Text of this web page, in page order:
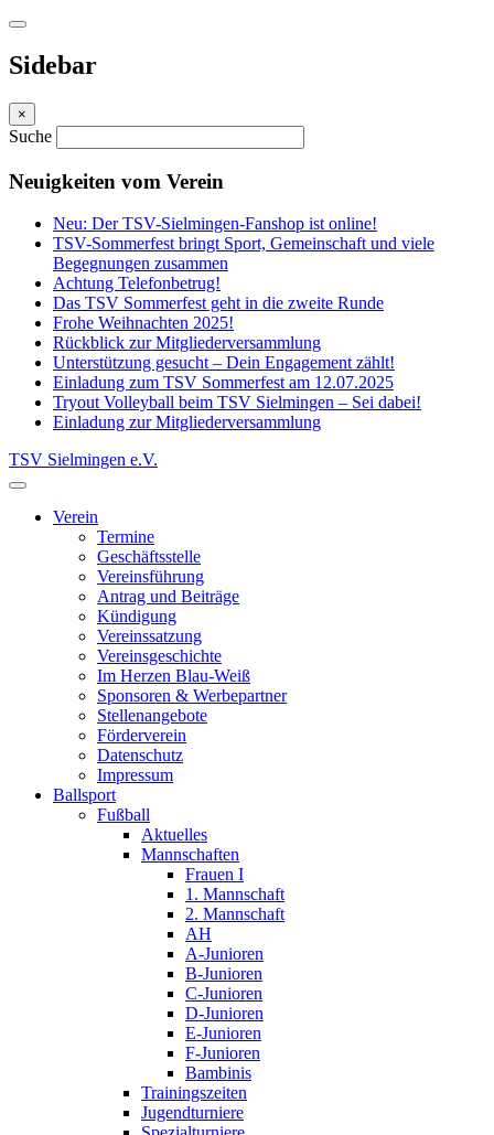
Sidebar
×
Suche
Neuigkeiten vom Verein
Neu: Der TSV-Sielmingen-Fanshop ist online!
TSV-Sommerfest bringt Sport, Gemeinschaft und viele
Begegnungen zusammen
Achtung Telefonbetrug!
Das TSV Sommerfest geht in die zweite Runde
Frohe Weihnachten 2025!
Rückblick zur Mitgliederversammlung
Unterstützung gesucht – Dein Engagement zählt!
Einladung zum TSV Sommerfest am 12.07.2025
Tryout Volleyball beim TSV Sielmingen – Sei dabei!
Einladung zur Mitgliederversammlung
TSV Sielmingen e.V.
Verein
Termine
Geschäftsstelle
Vereinsführung
Antrag und Beiträge
Kündigung
Vereinssatzung
Vereinsgeschichte
Im Herzen Blau-Weiß
Sponsoren & Werbepartner
Stellenangebote
Förderverein
Datenschutz
Impressum
Ballsport
Fußball
Aktuelles
Mannschaften
Frauen I
1. Mannschaft
2. Mannschaft
AH
A-Junioren
B-Junioren
C-Junioren
D-Junioren
E-Junioren
F-Junioren
Bambinis
Trainingszeiten
Jugendturniere